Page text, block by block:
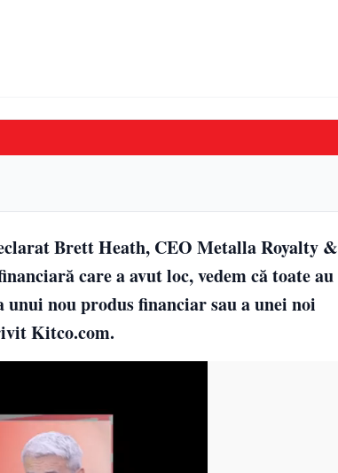
Brett Heath, CEO Metalla Royalty &
care a avut loc, vedem că toate au
nou produs financiar sau a unei noi
Kitco.com.